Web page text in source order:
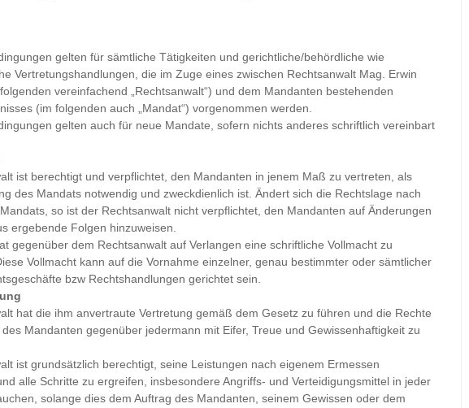
gelten für sämtliche Tätigkeiten und gerichtliche/behördliche wie
Vertretungshandlungen, die im Zuge eines zwischen Rechtsanwalt Mag. Erwin
vereinfachend „Rechtsanwalt“) und dem Mandanten bestehenden
(im folgenden auch „Mandat“) vorgenommen werden.
gelten auch für neue Mandate, sofern nichts anderes schriftlich vereinbart
ist berechtigt und verpflichtet, den Mandanten in jenem Maß zu vertreten, als
des Mandats notwendig und zweckdienlich ist. Ändert sich die Rechtslage nach
so ist der Rechtsanwalt nicht verpflichtet, den Mandanten auf Änderungen
ergebende Folgen hinzuweisen.
gegenüber dem Rechtsanwalt auf Verlangen eine schriftliche Vollmacht zu
Vollmacht kann auf die Vornahme einzelner, genau bestimmter oder sämtlicher
bzw Rechtshandlungen gerichtet sein.
hat die ihm anvertraute Vertretung gemäß dem Gesetz zu führen und die Rechte
Mandanten gegenüber jedermann mit Eifer, Treue und Gewissenhaftigkeit zu
ist grundsätzlich berechtigt, seine Leistungen nach eigenem Ermessen
alle Schritte zu ergreifen, insbesondere Angriffs- und Verteidigungsmittel in jeder
solange dies dem Auftrag des Mandanten, seinem Gewissen oder dem